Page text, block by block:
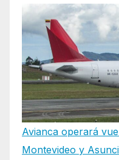
Avianca operará
Montevideo y